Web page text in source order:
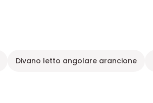
Divano letto angolare arancione